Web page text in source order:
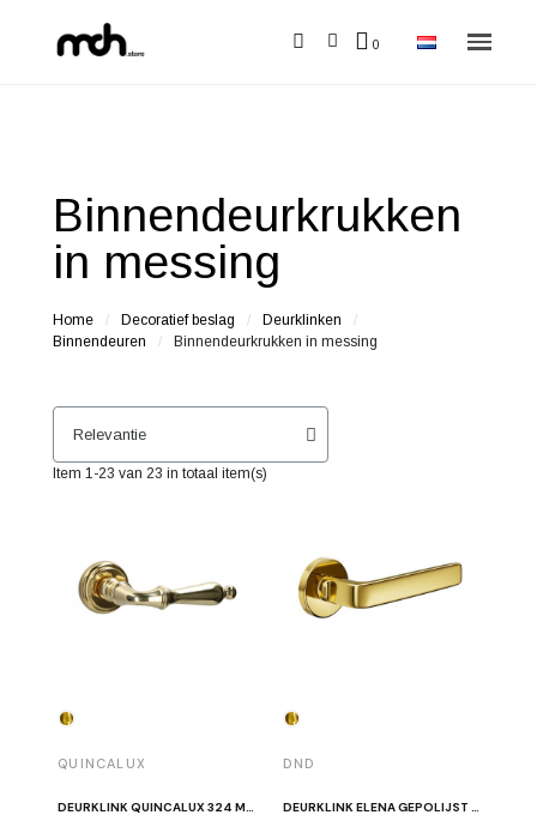
Binnendeurkrukken
in messing
Home Decoratief beslag
Deurklinken
Binnendeuren
Binnendeurkrukken in messing
Item 1-23 van 23 in totaal item(s)
QUINCALUX
DEURKLINK QUINCALUX 324 MESSING ONGELAKT
DND
DEURKLINK ELENA GEPOLIJST MESSING